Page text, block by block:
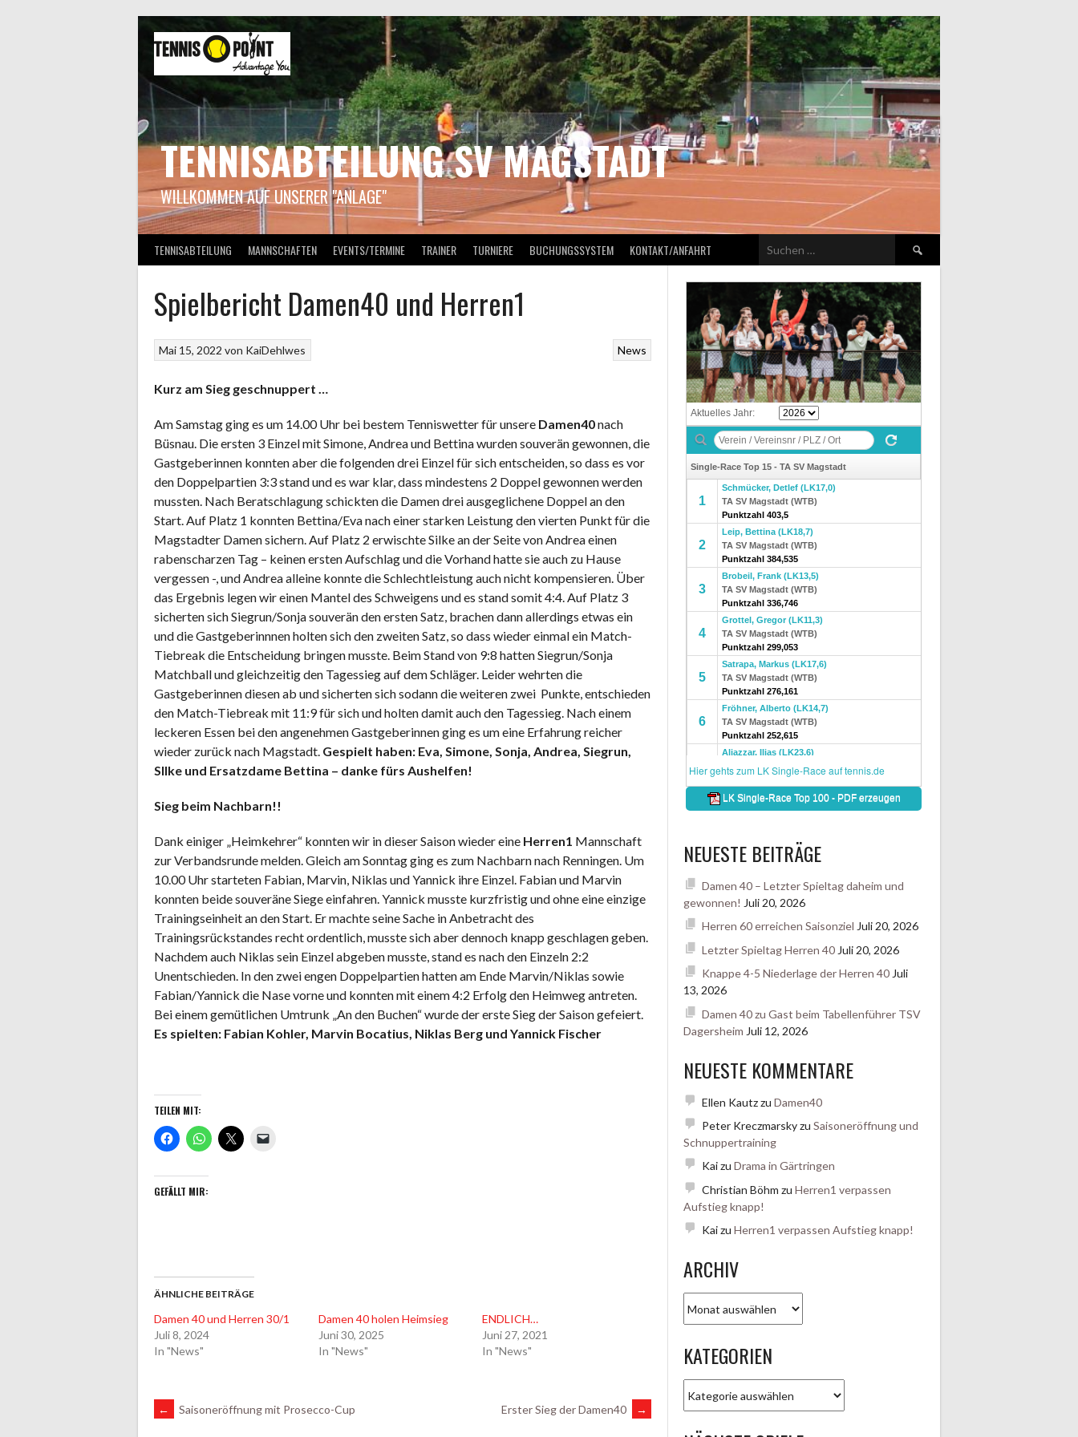
TENNISABTEILUNG SV MAGSTADT
WILLKOMMEN AUF UNSERER "ANLAGE"
TENNISABTEILUNG MANNSCHAFTEN EVENTS/TERMINE TRAINER TURNIERE BUCHUNGSSYSTEM KONTAKT/ANFAHRT
Suchen
nach:
Spielbericht Damen40 und Herren1
News
Mai 15, 2022 von KaiDehlwes
Kurz am Sieg geschnuppert …
Am Samstag ging es um 14.00 Uhr bei bestem Tenniswetter für unsere Damen40nach
Büsnau. Die ersten 3 Einzel mit Simone, Andrea und Bettina wurden souverän gewonnen, die
Gastgeberinnen konnten aber die folgenden drei Einzel für sich entscheiden, so dass es vor
den Doppelpartien 3:3 stand und es war klar, dass mindestens 2 Doppel gewonnen werden
mussten. Nach Beratschlagung schickten die Damen drei ausgeglichene Doppel an den
Start. Auf Platz 1 konnten Bettina/Eva nach einer starken Leistung den vierten Punkt für die
Magstadter Damen sichern. Auf Platz 2 erwischte Silke an der Seite von Andrea einen
rabenscharzen Tag – keinen ersten Aufschlag und die Vorhand hatte sie auch zu Hause
vergessen -, und Andrea alleine konnte die Schlechtleistung auch nicht kompensieren. Über
das Ergebnis legen wir einen Mantel des Schweigens und es stand somit 4:4. Auf Platz 3
sicherten sich Siegrun/Sonja souverän den ersten Satz, brachen dann allerdings etwas ein
und die Gastgeberinnnen holten sich den zweiten Satz, so dass wieder einmal ein Match-
Tiebreak die Entscheidung bringen musste. Beim Stand von 9:8 hatten Siegrun/Sonja
Matchball und gleichzeitig den Tagessieg auf dem Schläger. Leider wehrten die
Gastgeberinnen diesen ab und sicherten sich sodann die weiteren zwei Punkte, entschieden
den Match-Tiebreak mit 11:9 für sich und holten damit auch den Tagessieg. Nach einem
leckeren Essen bei den angenehmen Gastgeberinnen ging es um eine Erfahrung reicher
wieder zurück nach Magstadt. Gespielt haben: Eva, Simone, Sonja, Andrea, Siegrun,
SIlke und Ersatzdame Bettina – danke fürs Aushelfen!
Sieg beim Nachbarn!!
Dank einiger „Heimkehrer“ konnten wir in dieser Saison wieder eine Herren1 Mannschaft
zur Verbandsrunde melden. Gleich am Sonntag ging es zum Nachbarn nach Renningen. Um
10.00 Uhr starteten Fabian, Marvin, Niklas und Yannick ihre Einzel. Fabian und Marvin
konnten beide souveräne Siege einfahren. Yannick musste kurzfristig und ohne eine einzige
Trainingseinheit an den Start. Er machte seine Sache in Anbetracht des
Trainingsrückstandes recht ordentlich, musste sich aber dennoch knapp geschlagen geben.
Nachdem auch Niklas sein Einzel abgeben musste, stand es nach den Einzeln 2:2
Unentschieden. In den zwei engen Doppelpartien hatten am Ende Marvin/Niklas sowie
Fabian/Yannick die Nase vorne und konnten mit einem 4:2 Erfolg den Heimweg antreten.
Bei einem gemütlichen Umtrunk „An den Buchen“ wurde der erste Sieg der Saison gefeiert.
Es spielten: Fabian Kohler, Marvin Bocatius, Niklas Berg und Yannick Fischer
TEILEN MIT:
GEFÄLLT MIR:
ÄHNLICHE BEITRÄGE
Damen 40 und Herren 30/1
Juli 8, 2024
In "News"
Damen 40 holen Heimsieg
Juni 30, 2025
In "News"
ENDLICH…
Juni 27, 2021
In "News"
ARTIKEL-
← Saisoneröffnung mit Prosecco-Cup Erster Sieg der Damen40 →
NEUESTE BEITRÄGE
Damen 40 – Letzter Spieltag daheim und
gewonnen! Juli 20, 2026
Herren 60 erreichen Saisonziel Juli 20, 2026
Letzter Spieltag Herren 40 Juli 20, 2026
Knappe 4-5 Niederlage der Herren 40 Juli
13, 2026
Damen 40 zu Gast beim Tabellenführer TSV
Dagersheim Juli 12, 2026
NEUESTE KOMMENTARE
Ellen Kautzzu Damen40
Peter Kreczmarskyzu Saisoneröffnung und
Schnuppertraining
Kaizu Drama in Gärtringen
Christian Böhm zu Herren1 verpassen
Aufstieg knapp!
Kaizu Herren1 verpassen Aufstieg knapp!
ARCHIV
KATEGORIEN